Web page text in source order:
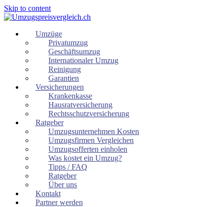
Skip to content
Umzüge
Privatumzug
Geschäftsumzug
Internationaler Umzug
Reinigung
Garantien
Versicherungen
Krankenkasse
Hausratversicherung
Rechtsschutzversicherung
Ratgeber
Umzugsunternehmen Kosten
Umzugsfirmen Vergleichen
Umzugsofferten einholen
Was kostet ein Umzug?
Tipps / FAQ
Ratgeber
Über uns
Kontakt
Partner werden